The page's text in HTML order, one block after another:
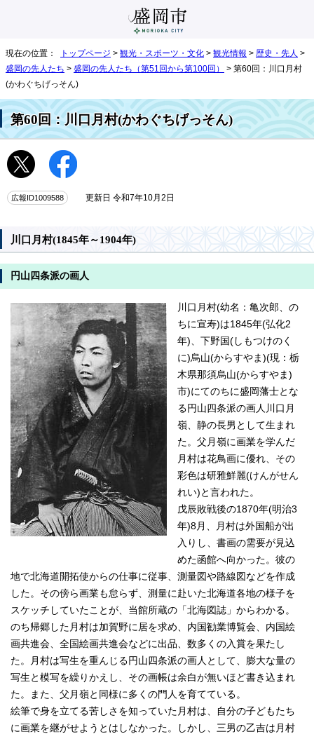
現在の位置： トップページ > 観光・スポーツ・文化 > 観光情報 > 歴史・先人 >
盛岡の先人たち > 盛岡の先人たち（第51回から第100回）
> 第60回：川口月村
(かわぐちげっそん)
第60回：川口月村(かわぐちげっそん)
広報ID1009588 更新日 令和7年10月2日
川口月村(1845年～1904年)
円山四条派の画人
川口月村(幼名：亀次郎、の
ちに宣寿)は1845年(弘化2
年)、下野国(しもつけのく
に)烏山(からすやま)(現：栃
木県那須烏山(からすやま)
市)にてのちに盛岡藩士とな
る円山四条派の画人川口月
嶺、静の長男として生まれ
た。父月嶺に画業を学んだ
月村は花鳥画に優れ、その
彩色は研雅鮮麗(けんがせん
れい)と言われた。
戊辰敗戦後の1870年(明治3
年)8月、月村は外国船が出
入りし、書画の需要が見込
めた函館へ向かった。彼の
地で北海道開拓使からの仕事に従事、測量図や路線図などを作成
した。その傍ら画業も怠らず、測量に赴いた北海道各地の様子を
スケッチしていたことが、当館所蔵の「北海図誌」からわかる。
のち帰郷した月村は加賀野に居を求め、内国勧業博覧会、内国絵
画共進会、全国絵画共進会などに出品、数多くの入賞を果たし
た。月村は写生を重んじる円山四条派の画人として、膨大な量の
写生と模写を繰りかえし、その画帳は余白が無いほど書き込まれ
た。また、父月嶺と同様に多くの門人を育てている。
絵筆で身を立てる苦しさを知っていた月村は、自分の子どもたち
に画業を継がせようとはしなかった。しかし、三男の乙吉は月村